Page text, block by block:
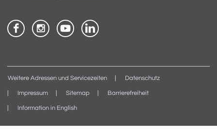
Weitere Adressen und Servicezeiten Datenschutz
Impressum Sitemap Barrierefreiheit
Information in English